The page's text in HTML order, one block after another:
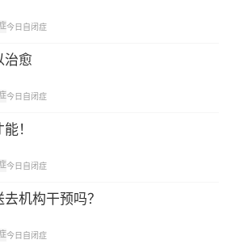
今日自闭症
治愈
今日自闭症
！
今日自闭症
机构干预吗？
今日自闭症